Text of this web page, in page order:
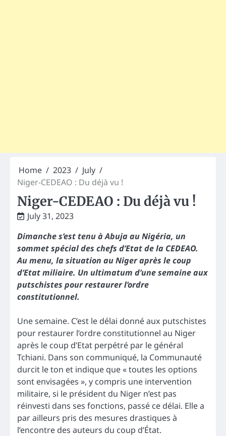
Home 2023
July
Niger-CEDEAO : Du déjà vu !
Niger-CEDEAO : Du déjà vu !
July 31, 2023
Dimanche s’est tenu à Abuja au Nigéria, un
sommet spécial des chefs d’Etat de la CEDEAO.
Au menu, la situation au Niger après le coup
d’Etat miliaire. Un ultimatum d’une semaine aux
putschistes pour restaurer l’ordre
constitutionnel.
Une semaine. C’est le délai donné aux putschistes
pour restaurer l’ordre constitutionnel au Niger
après le coup d’Etat perpétré par le général
Tchiani. Dans son communiqué, la Communauté
durcit le ton et indique que « toutes les options
sont envisagées », y compris une intervention
militaire, si le président du Niger n’est pas
réinvesti dans ses fonctions, passé ce délai. Elle a
par ailleurs pris des mesures drastiques à
l’encontre des auteurs du coup d’État.